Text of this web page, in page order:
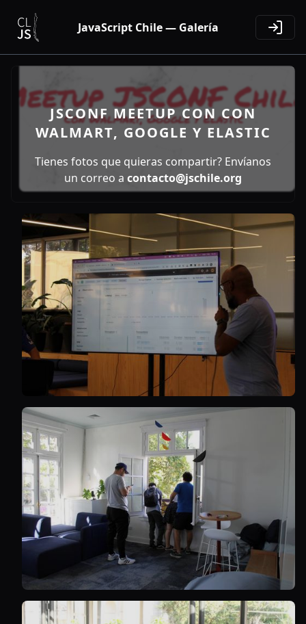
JavaScript Chile — Galería
JSCONF MEETUP CON CON
WALMART, GOOGLE Y ELASTIC
Tienes fotos que quieras compartir? Envíanos
un correo a contacto@jschile.org